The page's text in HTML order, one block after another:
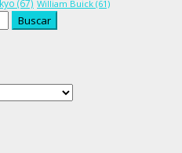
(67) William Buick (61)